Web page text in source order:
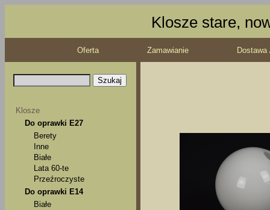
Klosze stare,
Oferta Zamawianie
Klosze
Do oprawki E27
Berety
Inne
Białe
Lata 60-te
Przeźroczyste
Do oprawki E14
Białe